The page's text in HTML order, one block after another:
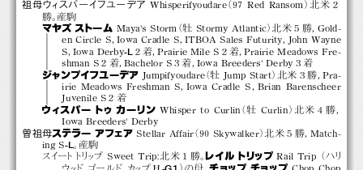
祖母ウィスパーイフユーデア Whisperifyoudare（97 Red Ransom）北米２
勝。産駒
マヤズ ストーム Maya's Storm（牡 Stormy Atlantic）北米５勝，Gold-
en Circle S，Iowa Cradle S，ITBOA Sales Futurity，John Wayne
S，Iowa Derby-L ２着，Prairie Mile S２着，Prairie Meadows Fre-
shman S２着，Bachelor S３着，Iowa Breeders' Derby３着
ジャンプイフユーデア Jumpifyoudare（牡 Jump Start）北米３勝，Pra-
irie Meadows Freshman S，Iowa Cradle S，Brian Barenscheer
Juvenile S２着
ウィスパー トゥ カーリン WhispertoCurlin（牡 Curlin）北米４勝，
Iowa Breeders' Derby
曽祖母ステラー アフェア Stellar Affair（90 Skywalker）北米５勝，Match-
ing S-L 。産駒
スイートトリップ Sweet Trip：北米１勝。レイルトリップ Rail Trip（ハリ
-G1